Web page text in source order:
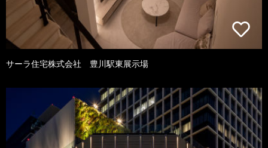
サーラ住宅株式会社 豊川駅東展示場